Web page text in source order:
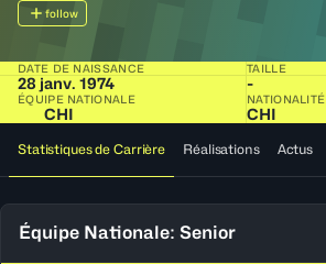
follow
DATE DE NAISSANCE
28 janv. 1974
TAILLE
-
ÉQUIPE NATIONALE
CHI
NATIONALITÉ
CHI
Statistiques de Carrière Réalisations Actus
Équipe Nationale: Senior